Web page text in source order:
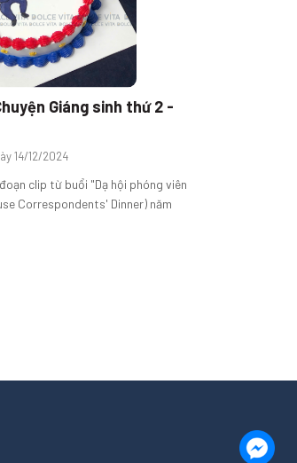
Giáng sinh thứ 2 -
14/12/2024
clip từ buổi "Dạ hội phóng viên
Correspondents' Dinner) năm